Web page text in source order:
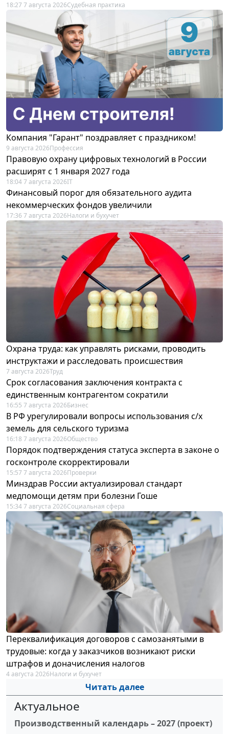
18:27 7 августа 2026Судебная практика
Компания "Гарант" поздравляет с праздником!
9 августа 2026Профессия
Правовую охрану цифровых технологий в России
расширят с 1 января 2027 года
18:04 7 августа 2026IT
Финансовый порог для обязательного аудита
некоммерческих фондов увеличили
17:36 7 августа 2026Налоги и бухучет
Охрана труда: как управлять рисками, проводить
инструктажи и расследовать происшествия
7 августа 2026Труд
Срок согласования заключения контракта с
единственным контрагентом сократили
16:55 7 августа 2026Бизнес
В РФ урегулировали вопросы использования с/х
земель для сельского туризма
16:18 7 августа 2026Общество
Порядок подтверждения статуса эксперта в законе о
госконтроле скорректировали
15:57 7 августа 2026Проверки
Минздрав России актуализировал стандарт
медпомощи детям при болезни Гоше
15:34 7 августа 2026Социальная сфера
Переквалификация договоров с самозанятыми в
трудовые: когда у заказчиков возникают риски
штрафов и доначисления налогов
4 августа 2026Налоги и бухучет
Читать далее
Актуальное
Производственный календарь – 2027 (проект)